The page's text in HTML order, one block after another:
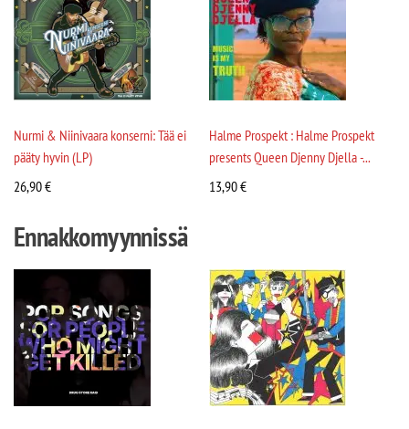
Nurmi & Niinivaara konserni: Tää ei
pääty hyvin (LP)
26,90€
Halme Prospekt : Halme Prospekt
presents Queen Djenny Djella -...
13,90€
Ennakkomyynnissä